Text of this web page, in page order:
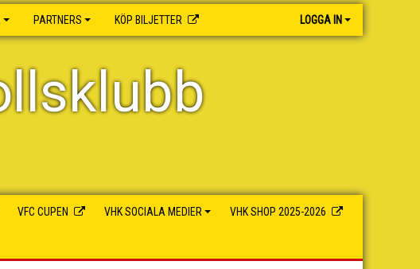
PARTNERS KÖP BILJETTER LOGGA IN
VFC CUPEN VHK SOCIALA MEDIER VHK SHOP 2025-2026